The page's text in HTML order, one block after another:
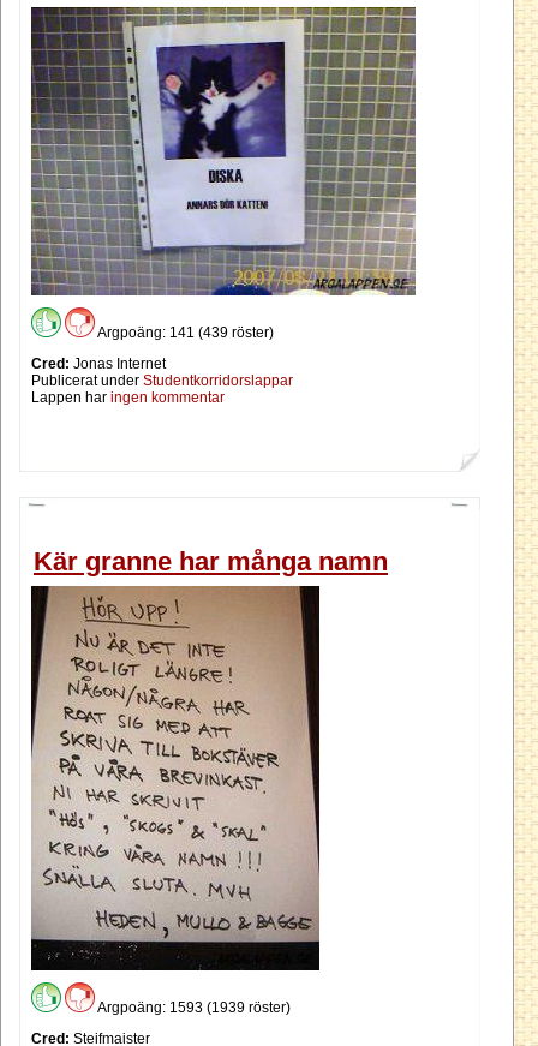
Argpoäng: 141 (439 röster)
Cred: Jonas Internet
Publicerat under Studentkorridorslappar
Lappen har ingen kommentar
Kär granne har många namn
Argpoäng: 1593 (1939 röster)
Cred: Steifmaister